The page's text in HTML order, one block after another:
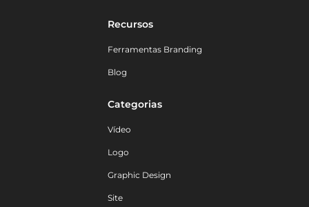
Recursos
Ferramentas Branding
Blog
Categorias
Vídeo
Logo
Graphic Design
Site